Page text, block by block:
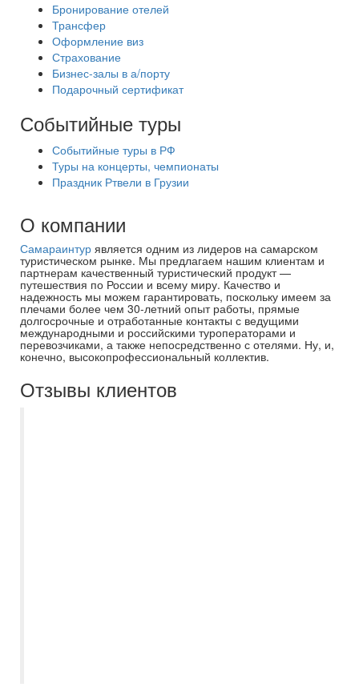
Бронирование отелей
Трансфер
Оформление виз
Страхование
Бизнес-залы в а/порту
Подарочный сертификат
Событийные туры
Событийные туры в РФ
Туры на концерты, чемпионаты
Праздник Ртвели в Грузии
О компании
Самараинтур является одним из лидеров на самарском
туристическом рынке. Мы предлагаем нашим клиентам и
партнерам качественный туристический продукт —
путешествия по России и всему миру. Качество и
надежность мы можем гарантировать, поскольку имеем за
плечами более чем 30-летний опыт работы, прямые
долгосрочные и отработанные контакты с ведущими
международными и российскими туроператорами и
перевозчиками, а также непосредственно с отелями. Ну, и,
конечно, высокопрофессиональный коллектив.
Отзывы клиентов